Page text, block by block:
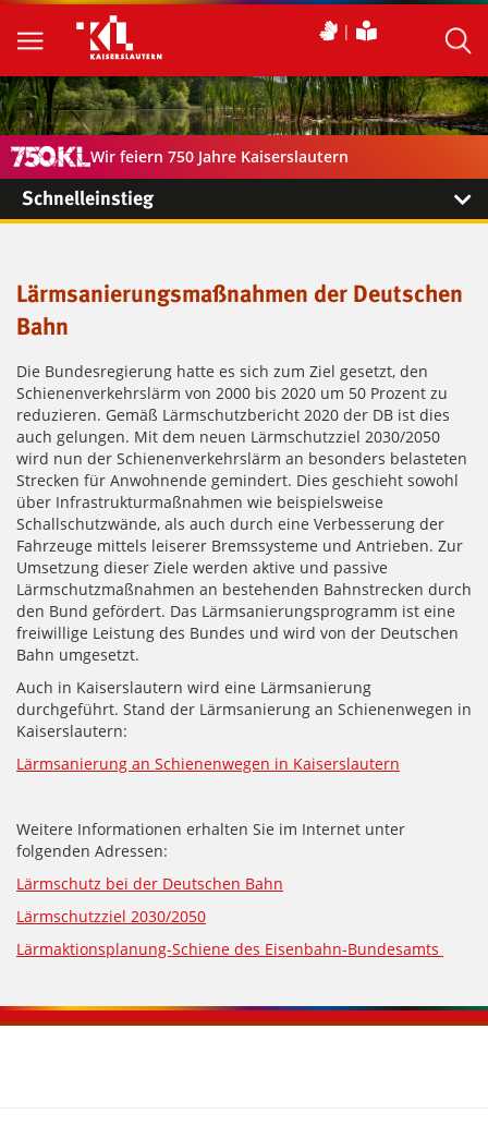
Wir feiern 750 Jahre Kaiserslautern
Schnelleinstieg
Lärmsanierungsmaßnahmen der Deutschen
Bahn
Die Bundesregierung hatte es sich zum Ziel gesetzt, den
Schienenverkehrslärm von 2000 bis 2020 um 50 Prozent zu
reduzieren. Gemäß Lärmschutzbericht 2020 der DB ist dies
auch gelungen. Mit dem neuen Lärmschutzziel 2030/2050
wird nun der Schienenverkehrslärm an besonders belasteten
Strecken für Anwohnende gemindert. Dies geschieht sowohl
über Infrastrukturmaßnahmen wie beispielsweise
Schallschutzwände, als auch durch eine Verbesserung der
Fahrzeuge mittels leiserer Bremssysteme und Antrieben. Zur
Umsetzung dieser Ziele werden aktive und passive
Lärmschutzmaßnahmen an bestehenden Bahnstrecken durch
den Bund gefördert. Das Lärmsanierungsprogramm ist eine
freiwillige Leistung des Bundes und wird von der Deutschen
Bahn umgesetzt.
Auch in Kaiserslautern wird eine Lärmsanierung
durchgeführt. Stand der Lärmsanierung an Schienenwegen in
Kaiserslautern:
Lärmsanierung an Schienenwegen in Kaiserslautern
Weitere Informationen erhalten Sie im Internet unter
folgenden Adressen:
Lärmschutz bei der Deutschen Bahn
Lärmschutzziel 2030/2050
Lärmaktionsplanung-Schiene des Eisenbahn-Bundesamts